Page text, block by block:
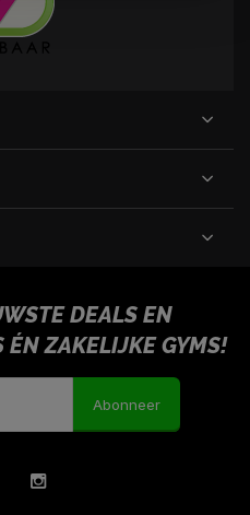
DEALS EN
ÉN ZAKELIJKE GYMS!
Abonneer